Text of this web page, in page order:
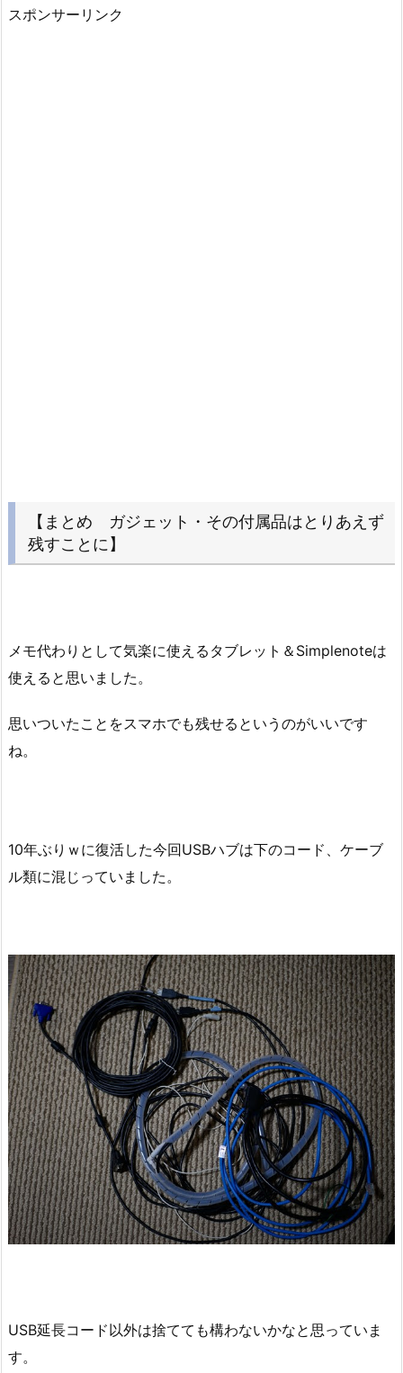
スポンサーリンク
【まとめ ガジェット・その付属品はとりあえず
残すことに】
メモ代わりとして気楽に使えるタブレット＆Simplenoteは
使えると思いました。
思いついたことをスマホでも残せるというのがいいです
ね。
10年ぶりｗに復活した今回USBハブは下のコード、ケーブ
ル類に混じっていました。
USB延長コード以外は捨てても構わないかなと思っていま
す。